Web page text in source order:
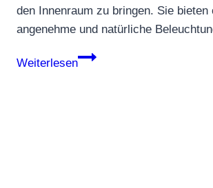
den Innenraum zu bringen. Sie bieten
angenehme und natürliche
Weiterlesen
Oberlicht